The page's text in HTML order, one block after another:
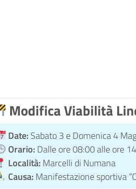
Modifica Viabilità
Date:Sabato 3 e Domenica 4
Orario:Dalle ore 08:00 alle ore
Località:Marcelli di Numana
Causa:Manifestazione sportiva